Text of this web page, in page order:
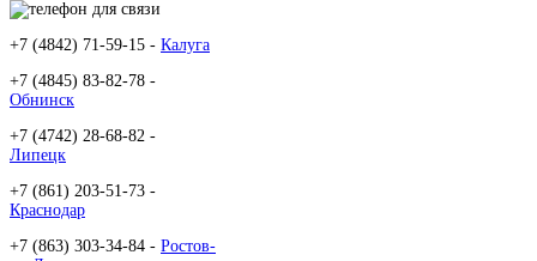
+7 (4842) 71-59-15 - Калуга
+7 (4845) 83-82-78 -
Обнинск
+7 (4742) 28-68-82 -
Липецк
+7 (861) 203-51-73 -
Краснодар
+7 (863) 303-34-84 - Ростов-